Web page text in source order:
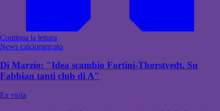
Continua la lettura
News calciomercato
Di Marzio: "Idea scambio Fortini-Thorstvedt. Su
Fabbian tanti club di A"
Ex viola